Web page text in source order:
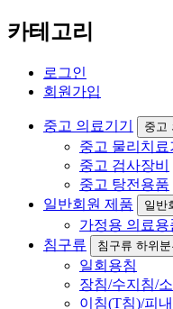
카테고리
로그인
회원가입
중고 의료기기 중고
중고 물리치료
중고 검사장비
중고 탕전용품
일반회원 제품
일반
가정용 의료용
침구류
침구류 하위
일회용침
장침/수지침/
이침(T침)/피